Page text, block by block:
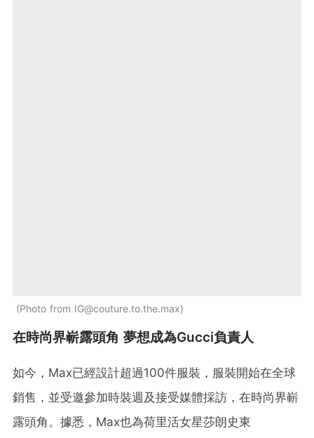
Photo from IG@couture.to.the.max
在時尚界嶄露頭角 夢想成為Gucci負責人
如今，Max已經設計超過100件服裝，服裝開始在全球
銷售，並受邀參加時裝週及接受媒體採訪，在時尚界嶄
露頭角。據悉，Max也為荷里活女星莎朗史東